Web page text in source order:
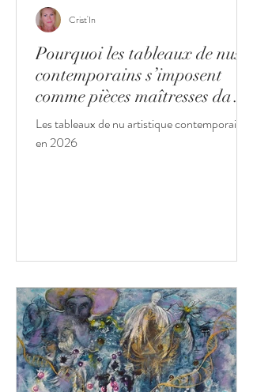
Pourquoi les tableaux de nus
contemporains s’imposent
comme pièces maîtresses dans
les intérieurs haut de gamme
en 2026
Les tableaux de nu artistique contemporain
en 2026
Crist'In